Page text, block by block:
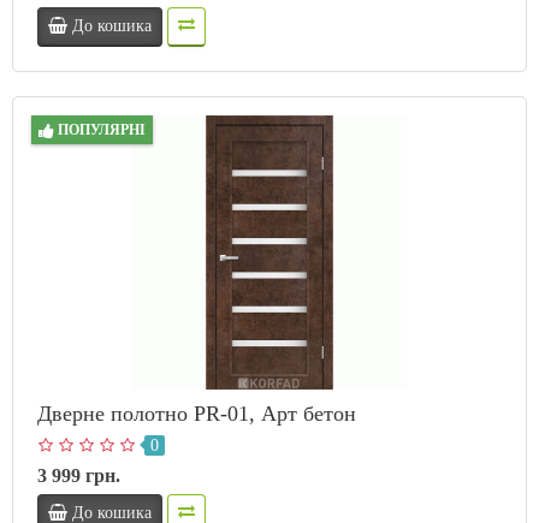
До кошика
ПОПУЛЯРНІ
Дверне полотно PR-01, Арт бетон
0
3 999 грн.
До кошика